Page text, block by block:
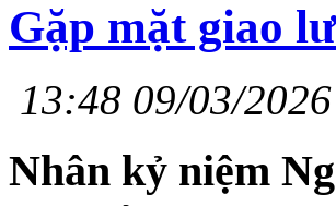
Gặp mặt giao
13:48 09/03/2026
Nhân kỷ niệm